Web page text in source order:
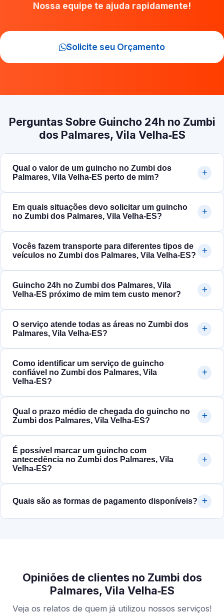
Nossa equipe te ajuda rapidamente!
Solicite seu Orçamento
Perguntas Sobre Guincho 24h no Zumbi
dos Palmares, Vila Velha‑ES
Qual o valor de um guincho no Zumbi dos
Palmares, Vila Velha‑ES perto de mim?
Em quais situações devo solicitar um guincho
no Zumbi dos Palmares, Vila Velha‑ES?
Vocês fazem transporte para diferentes tipos de
veículos no Zumbi dos Palmares, Vila Velha‑ES?
Guincho 24h no Zumbi dos Palmares, Vila
Velha‑ES próximo de mim tem custo menor?
O serviço atende todas as áreas no Zumbi dos
Palmares, Vila Velha‑ES?
Como identificar um serviço de guincho
confiável no Zumbi dos Palmares, Vila
Velha‑ES?
Qual o prazo médio de chegada do guincho no
Zumbi dos Palmares, Vila Velha‑ES?
É possível marcar um guincho com
antecedência no Zumbi dos Palmares, Vila
Velha‑ES?
Quais são as formas de pagamento disponíveis?
Opiniões de clientes no Zumbi dos
Palmares, Vila Velha‑ES
Veja os relatos de quem já utilizou nossos serviços!